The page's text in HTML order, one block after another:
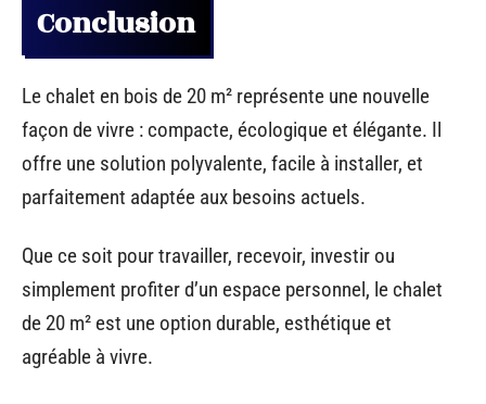
Conclusion
Le chalet en bois de 20 m² représente une nouvelle
façon de vivre : compacte, écologique et élégante. Il
offre une solution polyvalente, facile à installer, et
parfaitement adaptée aux besoins actuels.
Que ce soit pour travailler, recevoir, investir ou
simplement profiter d’un espace personnel, le chalet
de 20 m² est une option durable, esthétique et
agréable à vivre.